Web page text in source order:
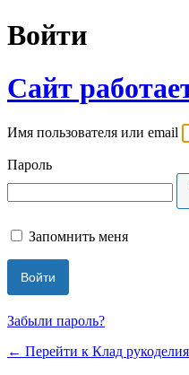
Войти
Сайт
Имя пользователя или email
Пароль
Запомнить меня
Забыли пароль?
← Перейти к Клад рукоделия